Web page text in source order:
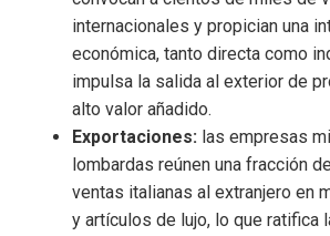
internacionales y propician una
económica, tanto directa como
impulsa la salida al exterior de
alto valor añadido.
Exportaciones: las empresas
lombardas reúnen una fracción
ventas italianas al extranjero en
y artículos de lujo, lo que ratifica